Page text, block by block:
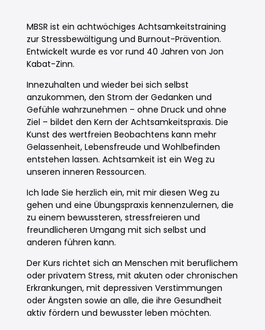
MBSR ist ein achtwöchiges Achtsamkeitstraining
zur Stressbewältigung und Burnout-Prävention.
Entwickelt wurde es vor rund 40 Jahren von Jon
Kabat-Zinn.
Innezuhalten und wieder bei sich selbst
anzukommen, den Strom der Gedanken und
Gefühle wahrzunehmen – ohne Druck und ohne
Ziel – bildet den Kern der Achtsamkeitspraxis. Die
Kunst des wertfreien Beobachtens kann mehr
Gelassenheit, Lebensfreude und Wohlbefinden
entstehen lassen. Achtsamkeit ist ein Weg zu
unseren inneren Ressourcen.
Ich lade Sie herzlich ein, mit mir diesen Weg zu
gehen und eine Übungspraxis kennenzulernen, die
zu einem bewussteren, stressfreieren und
freundlicheren Umgang mit sich selbst und
anderen führen kann.
Der Kurs richtet sich an Menschen mit beruflichem
oder privatem Stress, mit akuten oder chronischen
Erkrankungen, mit depressiven Verstimmungen
oder Ängsten sowie an alle, die ihre Gesundheit
aktiv fördern und bewusster leben möchten.